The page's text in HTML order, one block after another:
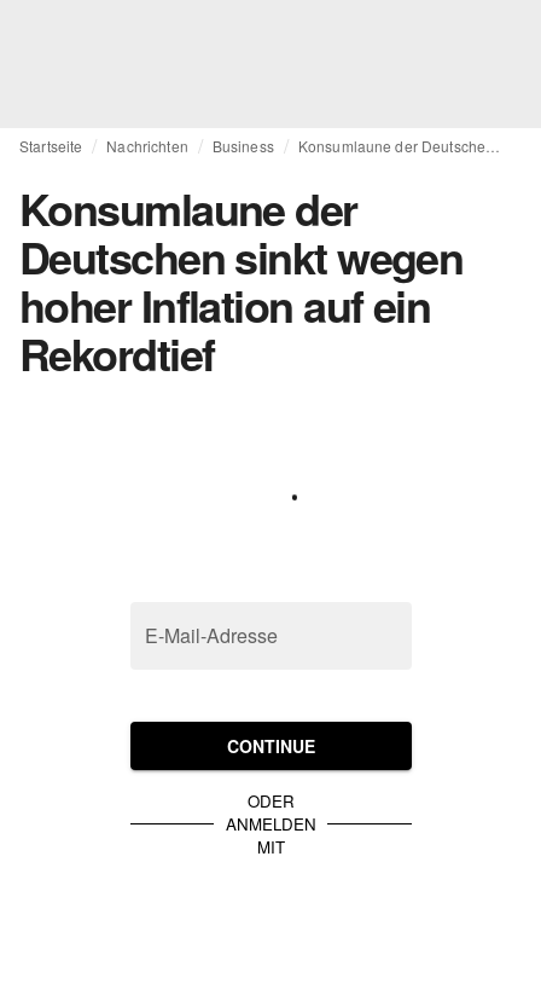
Startseite Nachrichten Business
Konsumlaune der
Deutschen sinkt wegen
hoher Inflation auf ein
Rekordtief
E-Mail-Adresse
CONTINUE
ODER
ANMELDEN
MIT